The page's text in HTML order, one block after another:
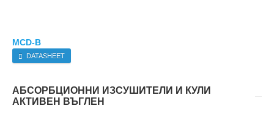
MCD-B
DATASHEET
АБСОРБЦИОННИ ИЗСУШИТЕЛИ И КУЛИ
АКТИВЕН ВЪГЛЕН